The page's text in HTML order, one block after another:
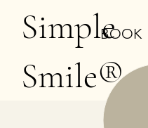
Simple
Smile®
BOOK